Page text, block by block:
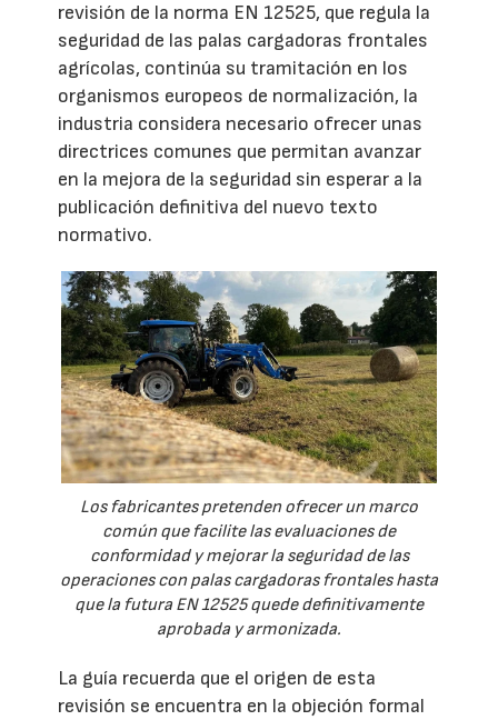
revisión de la norma EN 12525, que regula la
seguridad de las palas cargadoras frontales
agrícolas, continúa su tramitación en los
organismos europeos de normalización, la
industria considera necesario ofrecer unas
directrices comunes que permitan avanzar
en la mejora de la seguridad sin esperar a la
publicación definitiva del nuevo texto
normativo.
Los fabricantes pretenden ofrecer un marco
común que facilite las evaluaciones de
conformidad y mejorar la seguridad de las
operaciones con palas cargadoras frontales hasta
que la futura EN 12525 quede definitivamente
aprobada y armonizada.
La guía recuerda que el origen de esta
revisión se encuentra en la objeción formal